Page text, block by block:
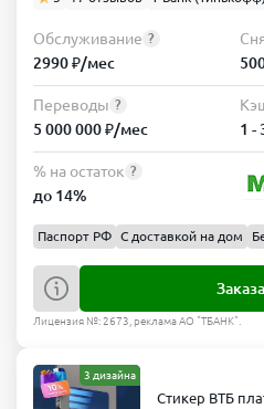
Обслуживание ?
2990 ₽/мес
Переводы ?
5 000 000 ₽/мес 1 -
% на остаток ?
до 14%
Паспорт РФ С доставкой на дом
Лицензия №: 2673, реклама АО "ТБАНК".
3 дизайна
Стикер ВТБ